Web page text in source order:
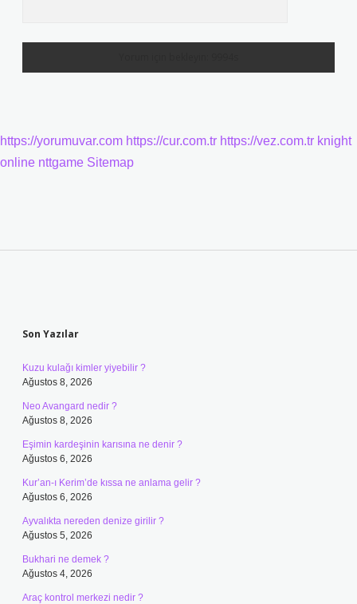
https://yorumuvar.com https://cur.com.tr https://vez.com.tr knight
online nttgame Sitemap
Son Yazılar
Kuzu kulağı kimler yiyebilir ?
Ağustos 8, 2026
Neo Avangard nedir ?
Ağustos 8, 2026
Eşimin kardeşinin karısına ne denir ?
Ağustos 6, 2026
Kur’an-ı Kerim’de kıssa ne anlama gelir ?
Ağustos 6, 2026
Ayvalıkta nereden denize girilir ?
Ağustos 5, 2026
Bukhari ne demek ?
Ağustos 4, 2026
Araç kontrol merkezi nedir ?